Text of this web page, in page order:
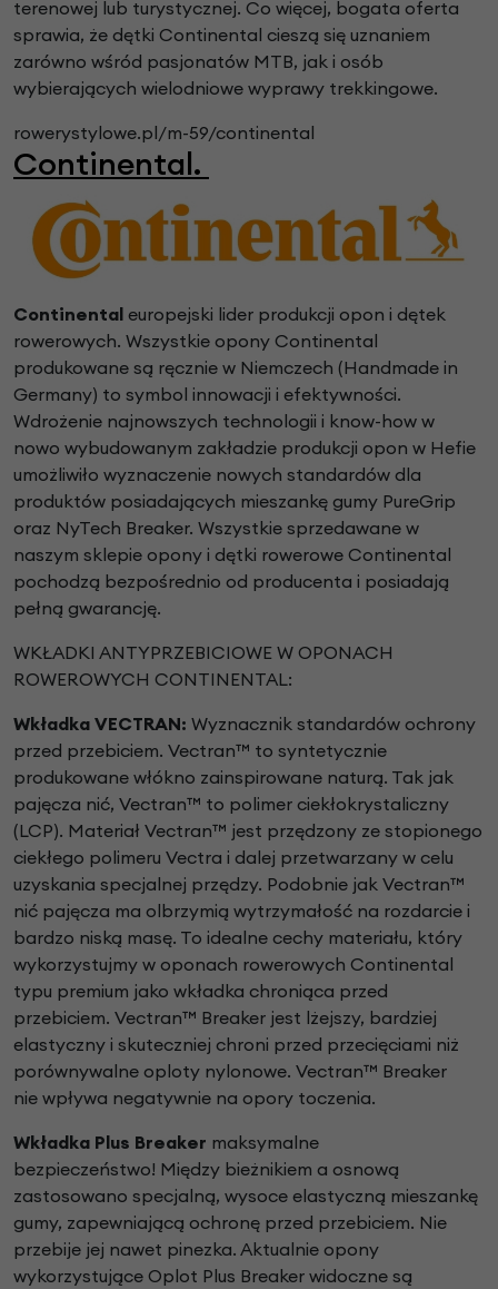
terenowej lub turystycznej. Co więcej, bogata oferta
sprawia, że dętki Continental cieszą się uznaniem
zarówno wśród pasjonatów MTB, jak i osób
wybierających wielodniowe wyprawy trekkingowe.
rowerystylowe.pl/m-59/continental
Continental.
Continental europejski lider produkcji opon i dętek
rowerowych. Wszystkie opony Continental
produkowane są ręcznie w Niemczech (Handmade in
Germany) to symbol innowacji i efektywności.
Wdrożenie najnowszych technologii i know-how w
nowo wybudowanym zakładzie produkcji opon w Hefie
umożliwiło wyznaczenie nowych standardów dla
produktów posiadających mieszankę gumy PureGrip
oraz NyTech Breaker. Wszystkie sprzedawane w
naszym sklepie opony i dętki rowerowe Continental
pochodzą bezpośrednio od producenta i posiadają
pełną gwarancję.
WKŁADKI ANTYPRZEBICIOWE W OPONACH
ROWEROWYCH CONTINENTAL:
Wkładka VECTRAN: Wyznacznik standardów ochrony
przed przebiciem. Vectran™ to syntetycznie
produkowane włókno zainspirowane naturą. Tak jak
pajęcza nić, Vectran™ to polimer ciekłokrystaliczny
(LCP). Materiał Vectran™ jest przędzony ze stopionego
ciekłego polimeru Vectra i dalej przetwarzany w celu
uzyskania specjalnej przędzy. Podobnie jak Vectran™
nić pajęcza ma olbrzymią wytrzymałość na rozdarcie i
bardzo niską masę. To idealne cechy materiału, który
wykorzystujmy w oponach rowerowych Continental
typu premium jako wkładka chroniąca przed
przebiciem. Vectran™ Breaker jest lżejszy, bardziej
elastyczny i skuteczniej chroni przed przecięciami niż
porównywalne oploty nylonowe. Vectran™ Breaker
nie wpływa negatywnie na opory toczenia.
Wkładka Plus Breaker maksymalne
bezpieczeństwo! Między bieżnikiem a osnową
zastosowano specjalną, wysoce elastyczną mieszankę
gumy, zapewniającą ochronę przed przebiciem. Nie
przebije jej nawet pinezka. Aktualnie opony
wykorzystujące Oplot Plus Breaker widoczne są